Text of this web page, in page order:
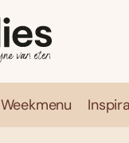
Weekmenu